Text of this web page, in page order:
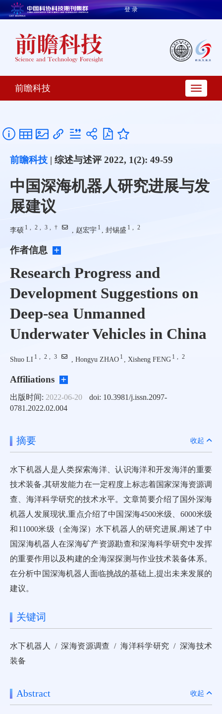
登 录
前瞻科技
前瞻科技 | 综述与述评 2022, 1(2): 49-59
中国深海机器人研究进展与发
展建议
李硕 1 , 2 , 3 , † , 赵宏宇 1 , 封锡盛 1 , 2
作者信息
Research Progress and
Development Suggestions on
Deep-sea Unmanned
Underwater Vehicles in China
Shuo LI 1 , 2 , 3 , Hongyu ZHAO 1 , Xisheng FENG 1 , 2
Affiliations
出版时间: 2022-06-20
doi: 10.3981/j.issn.2097-
0781.2022.02.004
摘要 收起
水下机器人是人类探索海洋、认识海洋和开发海洋的重要
技术装备,其研发能力在一定程度上标志着国家深海资源调
查、海洋科学研究的技术水平。文章简要介绍了国外深海
机器人发展现状,重点介绍了中国深海4500米级、6000米级
和11000米级（全海深）水下机器人的研究进展,阐述了中
国深海机器人在深海矿产资源勘查和深海科学研究中发挥
的重要作用以及构建的全海深探测与作业技术装备体系。
在分析中国深海机器人面临挑战的基础上,提出未来发展的
建议。
关键词
水下机器人 / 深海资源调查 / 海洋科学研究 / 深海技术
装备
Abstract 收起